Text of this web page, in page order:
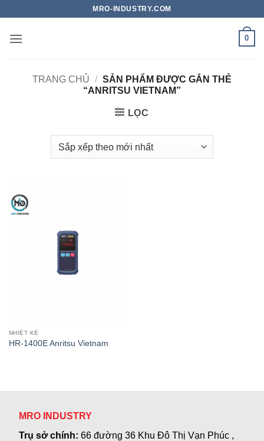
nội
MRO-INDUSTRY.COM
0
TRANG CHỦ / SẢN PHẨM ĐƯỢC GẮN THẺ
“ANRITSU VIETNAM”
LỌC
NHIỆT KẾ
HR-1400E Anritsu Vietnam
MRO INDUSTRY
Trụ sở chính:66 đường 36 Khu Đô Thị Vạn Phúc ,